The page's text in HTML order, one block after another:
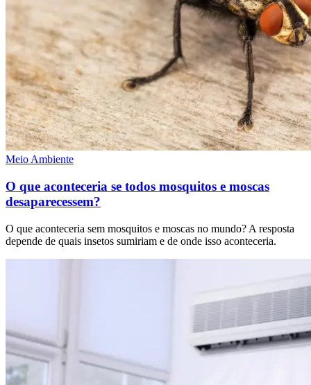
Meio Ambiente
O que aconteceria se todos mosquitos e moscas
desaparecessem?
O que aconteceria sem mosquitos e moscas no mundo? A resposta
depende de quais insetos sumiriam e de onde isso aconteceria.